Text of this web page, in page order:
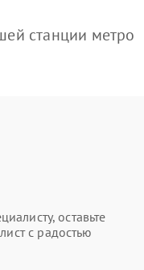
станции метро
оставьте
с радостью